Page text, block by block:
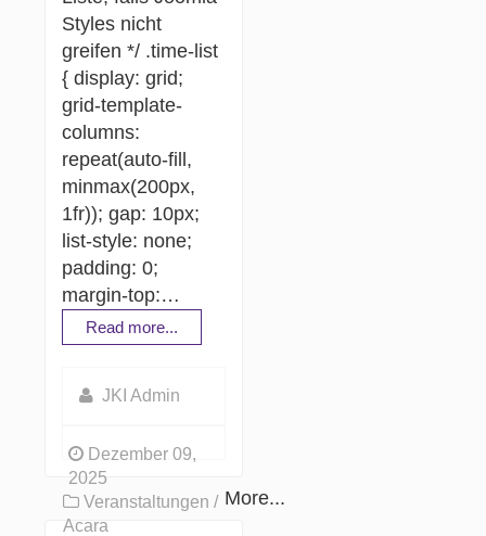
Styles nicht
greifen */ .time-list
{ display: grid;
grid-template-
columns:
repeat(auto-fill,
minmax(200px,
1fr)); gap: 10px;
list-style: none;
padding: 0;
margin-top:…
Read more...
JKI Admin
Dezember 09,
2025
Veranstaltungen /
Acara
More...